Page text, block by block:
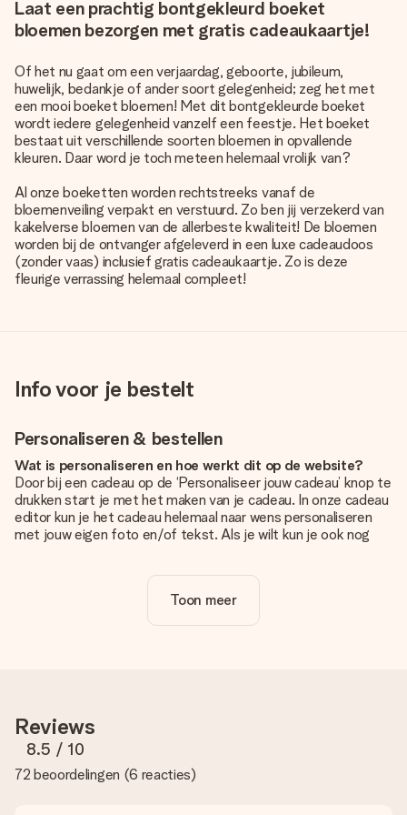
Laat een prachtig bontgekleurd boeket
bloemen bezorgen met gratis cadeaukaartje!
Of het nu gaat om een verjaardag, geboorte, jubileum,
huwelijk, bedankje of ander soort gelegenheid; zeg het met
een mooi boeket bloemen! Met dit bontgekleurde boeket
wordt iedere gelegenheid vanzelf een feestje. Het boeket
bestaat uit verschillende soorten bloemen in opvallende
kleuren. Daar word je toch meteen helemaal vrolijk van?
Al onze boeketten worden rechtstreeks vanaf de
bloemenveiling verpakt en verstuurd. Zo ben jij verzekerd van
kakelverse bloemen van de allerbeste kwaliteit! De bloemen
worden bij de ontvanger afgeleverd in een luxe cadeaudoos
(zonder vaas) inclusief gratis cadeaukaartje. Zo is deze
fleurige verrassing helemaal compleet!
Info voor je bestelt
Personaliseren & bestellen
Wat is personaliseren en hoe werkt dit op de website?
Door bij een cadeau op de ‘Personaliseer jouw cadeau’ knop te
drukken start je met het maken van je cadeau. In onze cadeau
editor kun je het cadeau helemaal naar wens personaliseren
met jouw eigen foto en/of tekst. Als je wilt kun je ook nog
Is personalisatie in de prijs inbegrepen?
De prijs die op de website wordt getoond is inclusief de
te gebruiken. Als je niet zeker bent over de kwaliteit van je
foto, neem dan contact op met onze klantenservice en stuur
je foto mee met het cadeau dat je wilt bestellen. Zij kunnen
de kwaliteit dan voor je controleren!
Toon meer
Reviews
8.5 / 10
72 beoordelingen (6 reacties)